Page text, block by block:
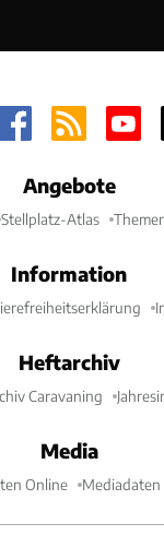
Angebote
Stellplatz-Atlas
Information
Heftarchiv
Caravaning
Media
Online Mediadaten